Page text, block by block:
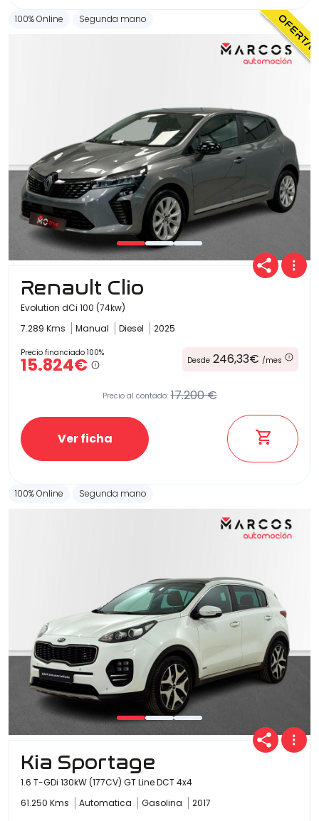
100% Online Segunda mano
Renault Clio
Evolution dCi 100 (74kw)
7.289 Kms
Manual Diesel 2025
Precio financiado 100%
15.824€ Desde 246,33€ /mes
Precio al contado: 17.200 €
Ver ficha
100% Online Segunda mano
Kia Sportage
1.6 T-GDi 130kW (177CV) GT Line DCT 4x4
61.250 Kms
Automatica Gasolina 2017